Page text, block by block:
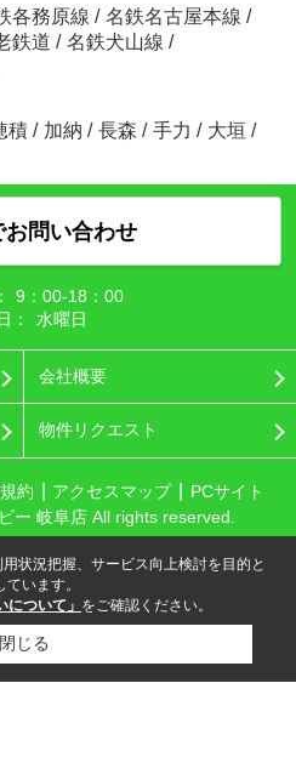
各務原線 / 名鉄名古屋本線 /
鉄道 / 名鉄犬山線 /
積 / 加納 / 長森 / 手力 / 大垣 /
お問い合わせ
9：00‐18：00
：
水曜日
会社概要
物件リクエスト
約 アクセスマップ
PCサイト
ー 岐阜店 All rights reserved.
状況把握、サービス向上検討を目的と
います。
について」 をご確認ください。
閉じる